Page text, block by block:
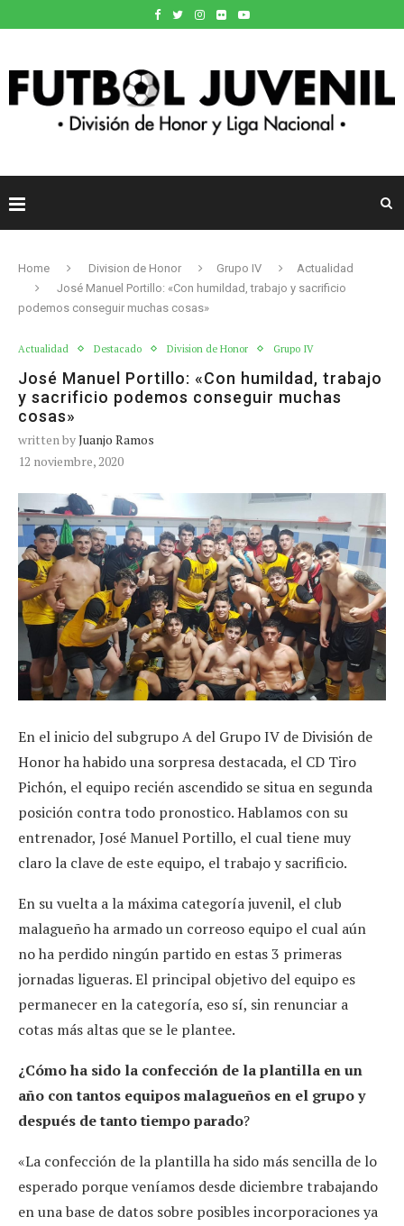
Home Division de Honor Grupo IV
Actualidad
José Manuel Portillo: «Con humildad, trabajo y sacrificio
podemos conseguir muchas cosas»
Actualidad Destacado Division de Honor Grupo IV
José Manuel Portillo: «Con humildad, trabajo
y sacrificio podemos conseguir muchas
cosas»
written byJuanjo Ramos
12 noviembre, 2020
En el inicio del subgrupo A del Grupo IV de División de
Honor ha habido una sorpresa destacada, el CD Tiro
Pichón, el equipo recién ascendido se situa en segunda
posición contra todo pronostico. Hablamos con su
entrenador, José Manuel Portillo, el cual tiene muy
claro la clave de este equipo, el trabajo y sacrificio.
En su vuelta a la máxima categoría juvenil, el club
malagueño ha armado un correoso equipo el cual aún
no ha perdido ningún partido en estas 3 primeras
jornadas ligueras. El principal objetivo del equipo es
permanecer en la categoría, eso sí, sin renunciar a
cotas más altas que se le plantee.
¿Cómo ha sido la confección de la plantilla en un
año con tantos equipos malagueños en el grupo y
después de tanto tiempo parado?
«La confección de la plantilla ha sido más sencilla de lo
esperado porque veníamos desde diciembre trabajando
en una base de datos sobre posibles incorporaciones ya